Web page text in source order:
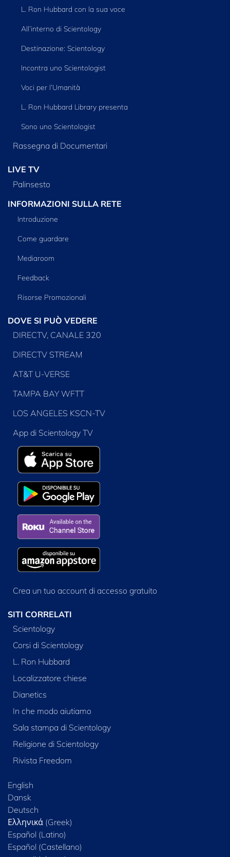
L. Ron Hubbard con la sua voce
All’interno di Scientology
Destinazione: Scientology
Incontra uno Scientologist
Voci per l’Umanità
L. Ron Hubbard Library presenta
Sono uno Scientologist
Rassegna di Documentari
LIVE TV
Palinsesto
INFORMAZIONI SULLA RETE
Introduzione
Come guardare
Mediaroom
Feedback
Risorse Promozionali
DOVE SI PUÒ VEDERE
DIRECTV, CANALE 320
DIRECTV STREAM
AT&T U-VERSE
TAMPA BAY WFTT
LOS ANGELES KSCN-TV
App di Scientology TV
Crea un tuo account di accesso gratuito
SITI CORRELATI
Scientology
Corsi di Scientology
L. Ron Hubbard
Localizzatore chiese
Dianetics
In che modo aiutiamo
Sala stampa di Scientology
Religione di Scientology
Rivista Freedom
English
Dansk
Deutsch
Ελληνικά (Greek)
Español (Latino)
Español (Castellano)